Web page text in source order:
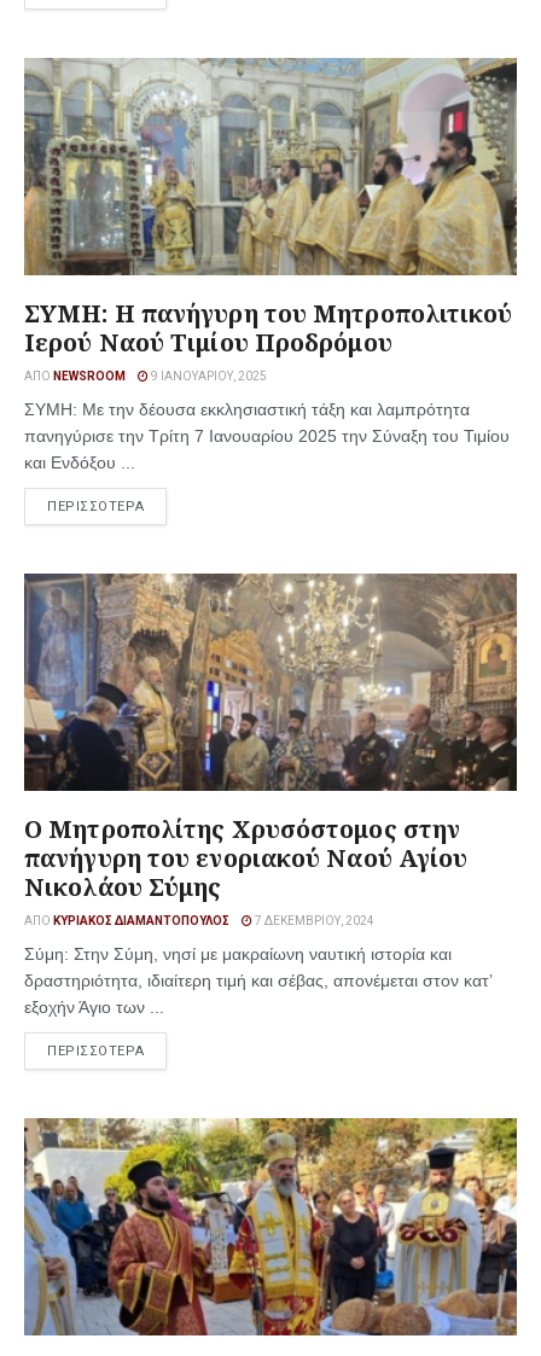
ΣΥΜΗ: Η πανήγυρη του Μητροπολιτικού
Ιερού Ναού Τιμίου Προδρόμου
ΑΠΌ NEWSROOM 9 ΙΑΝΟΥΑΡΊΟΥ, 2025
ΣΥΜΗ: Με την δέουσα εκκλησιαστική τάξη και λαμπρότητα
πανηγύρισε την Τρίτη 7 Ιανουαρίου 2025 την Σύναξη του Τιμίου
και Ενδόξου ...
ΠΕΡΙΣΣΟΤΕΡΑ
Ο Μητροπολίτης Χρυσόστομος στην
πανήγυρη του ενοριακού Ναού Αγίου
Νικολάου Σύμης
ΑΠΌ ΚΥΡΙΆΚΟΣ ΔΙΑΜΑΝΤΌΠΟΥΛΟΣ 7 ΔΕΚΕΜΒΡΊΟΥ, 2024
Σύμη: Στην Σύμη, νησί με μακραίωνη ναυτική ιστορία και
δραστηριότητα, ιδιαίτερη τιμή και σέβας, απονέμεται στον κατ’
εξοχήν Άγιο των ...
ΠΕΡΙΣΣΟΤΕΡΑ